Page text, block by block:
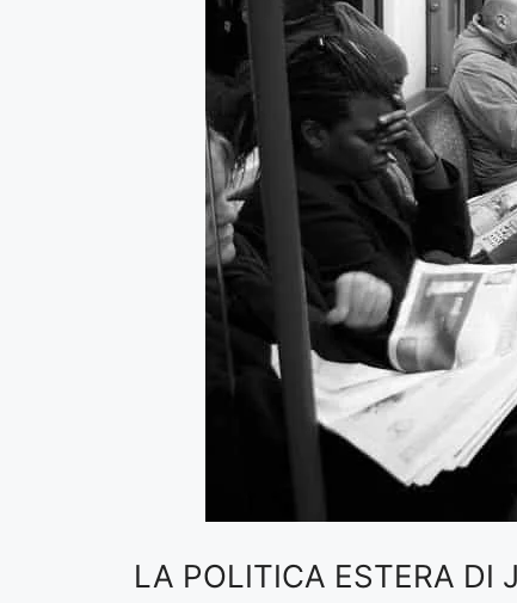
LA POLITICA ESTERA DI